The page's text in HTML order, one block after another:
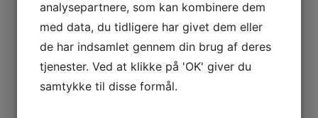
Relaterede varer
analysepartnere, som kan kombinere dem
med data, du tidligere har givet dem eller
de har indsamlet gennem din brug af deres
tjenester. Ved at klikke på 'OK' giver du
samtykke til disse formål.